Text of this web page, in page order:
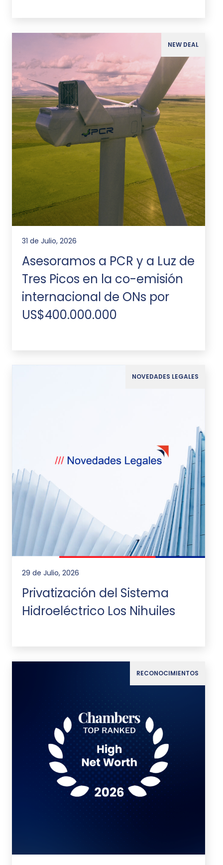
NEW DEAL
31 de Julio, 2026
Asesoramos a PCR y a Luz de
Tres Picos en la co-emisión
internacional de ONs por
US$400.000.000
NOVEDADES LEGALES
29 de Julio, 2026
Privatización del Sistema
Hidroeléctrico Los Nihuiles
RECONOCIMIENTOS